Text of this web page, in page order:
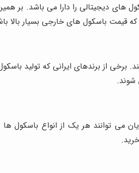
های دیجیتالی را دارا می باشد. بر
که قیمت باسکول های خارجی بسیار بالا
از برندهای ایرانی که تولید
شوند.
می توانند هر یک از انواع باسکول